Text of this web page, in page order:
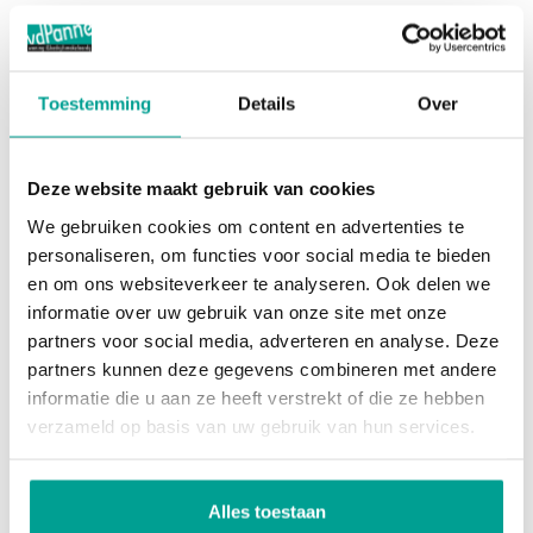
Toestemming Details Over
Deze website maakt gebruik van cookies
We gebruiken cookies om content en advertenties te
personaliseren, om functies voor social media te bieden
en om ons websiteverkeer te analyseren. Ook delen we
informatie over uw gebruik van onze site met onze
partners voor social media, adverteren en analyse. Deze
partners kunnen deze gegevens combineren met andere
informatie die u aan ze heeft verstrekt of die ze hebben
verzameld op basis van uw gebruik van hun services.
Alles toestaan
Tot het gehuurde behoort 1 parkeerplaats.
Opleveringsniveau:
- Elektrisch bedienbare overheaddeur van 3 meter
buitenzijde;
- Vloerbelasting begane grond 2.000 kg/m²;
- Monoliet afgewerkte betonvloer;
- Toiletruimte;
- Uitstortgootsteen.
Parkeren
Aantal niet overdekte parkeerplaatsen
Onderhoud
Onderhoud binnen waardering Goed tot uitstekend
Onderhoud buiten waardering Goed tot uitstekend
Eigendomgegevens soort